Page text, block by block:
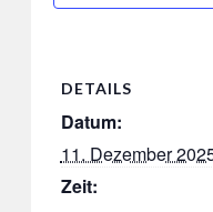
DETAILS
Datum:
11. Dezember
Zeit: